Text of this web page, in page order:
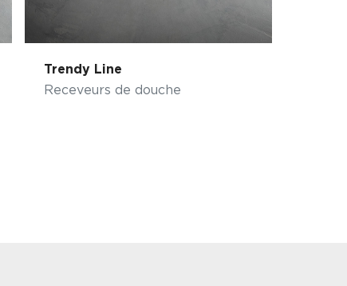
Trendy Line
Receveurs de douche